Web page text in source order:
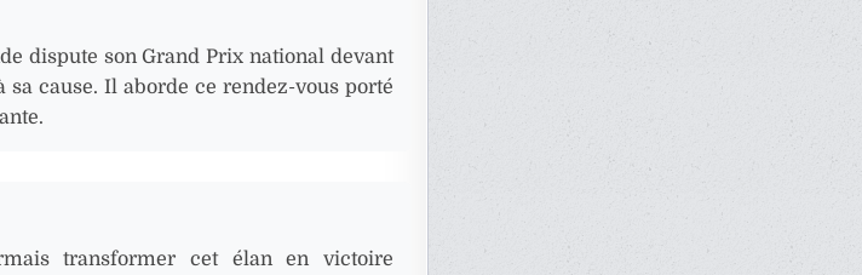
dispute son Grand Prix national devant
cause. Il aborde ce rendez-vous porté
transformer cet élan en victoire